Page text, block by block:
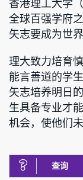
香港理工大学
全球百强学府
矢志要成为世
理大致力培育
能言善道的学
矢志培养明日
生具备专业才
机会，使他们
查询